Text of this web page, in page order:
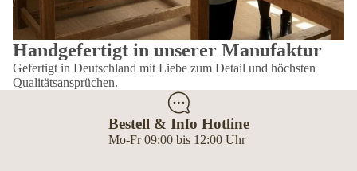
Handgefertigt in unserer Manufaktur
Gefertigt in Deutschland mit Liebe zum Detail und höchsten
Qualitätsansprüchen.
Bestell & Info Hotline
Mo-Fr 09:00 bis 12:00 Uhr